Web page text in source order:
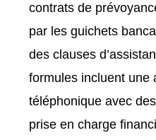
contrats de
par les guichets
des clauses
formules incluent une
téléphonique avec
prise en charge